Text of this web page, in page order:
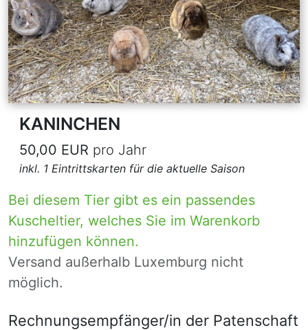
KANINCHEN
50,00 EUR pro Jahr
inkl. 1 Eintrittskarten für die aktuelle Saison
Bei diesem Tier gibt es ein passendes
Kuscheltier, welches Sie im Warenkorb
hinzufügen können.
Versand außerhalb Luxemburg nicht
möglich.
Rechnungsempfänger/in der Patenschaft